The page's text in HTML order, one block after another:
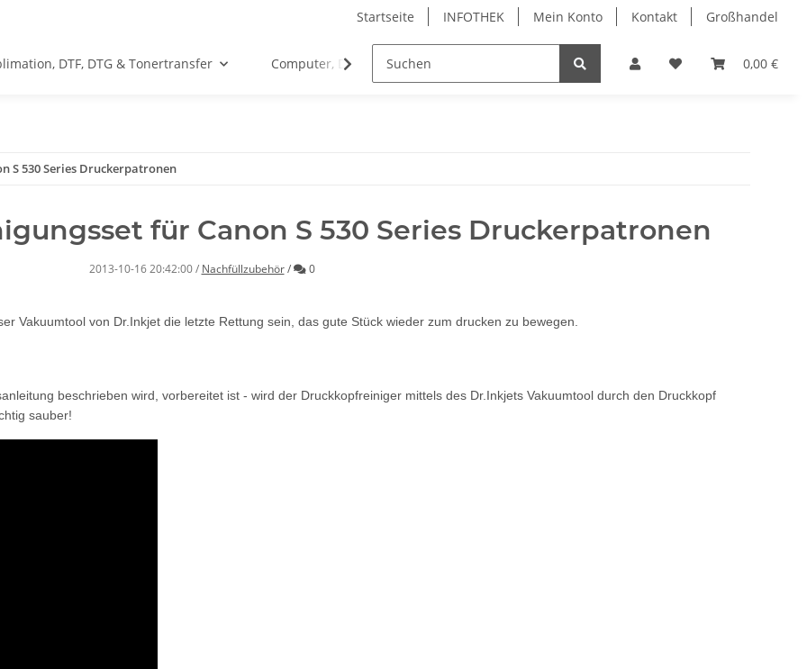
Startseite INFOTHEK Mein Konto Kontakt Großhandel
0,00 €
DTF, DTG & Tonertransfer Computer, Drucker & Bürobedarf PVC Kartendrucker & Zubehör TiDis
S 530 Series Druckerpatronen
für Canon S 530 Series Druckerpatronen
2013-10-16 20:42:00 / Nachfüllzubehör / Kommentare
0
Vakuumtool von Dr.Inkjet die letzte Rettung sein, das gute Stück wieder zum drucken zu bewegen.
beschrieben wird, vorbereitet ist - wird der Druckkopfreiniger mittels des Dr.Inkjets Vakuumtool durch den Druckkopf
sauber!